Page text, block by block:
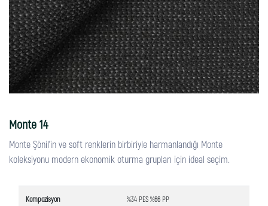
Monte 14
Monte Şönil'in ve soft renklerin birbiriyle harmanlandığı Monte
koleksiyonu modern ekonomik oturma grupları için ideal seçim.
Kompozisyon %34 PES %66 PP